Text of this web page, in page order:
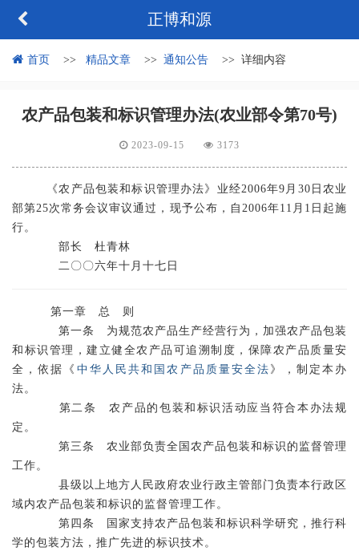
正博和源
首页 精品文章 通知公告 详细内容
农产品包装和标识管理办法(农业部令第70号)
2023-09-15 3173
《农产品包装和标识管理办法》业经2006年9月30日农业
部第25次常务会议审议通过，现予公布，自2006年11月1日起施
行。
部长 杜青林
二〇〇六年十月十七日
第一章 总 则
第一条 为规范农产品生产经营行为，加强农产品包装
和标识管理，建立健全农产品可追溯制度，保障农产品质量安
全，依据《 中华人民共和国农产品质量安全法 》，制定本办
法。
第二条 农产品的包装和标识活动应当符合本办法规
定。
第三条 农业部负责全国农产品包装和标识的监督管理
工作。
县级以上地方人民政府农业行政主管部门负责本行政区
域内农产品包装和标识的监督管理工作。
第四条 国家支持农产品包装和标识科学研究，推行科
学的包装方法，推广先进的标识技术。